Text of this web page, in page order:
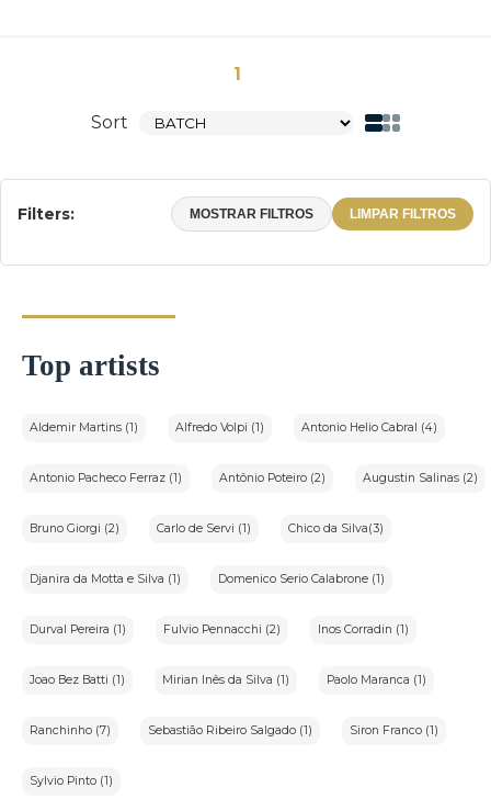
1
Sort
Filters: MOSTRAR FILTROS LIMPAR FILTROS
Top artists
Aldemir Martins (1) Alfredo Volpi (1) Antonio Helio Cabral (4)
Antonio Pacheco Ferraz (1) Antônio Poteiro (2) Augustin Salinas (2)
Bruno Giorgi (2) Carlo de Servi (1) Chico da Silva(3)
Djanira da Motta e Silva (1) Domenico Serio Calabrone (1)
Durval Pereira (1) Fulvio Pennacchi (2) Inos Corradin (1)
Joao Bez Batti (1) Mirian Inês da Silva (1) Paolo Maranca (1)
Ranchinho (7) Sebastião Ribeiro Salgado (1) Siron Franco (1)
Sylvio Pinto (1)